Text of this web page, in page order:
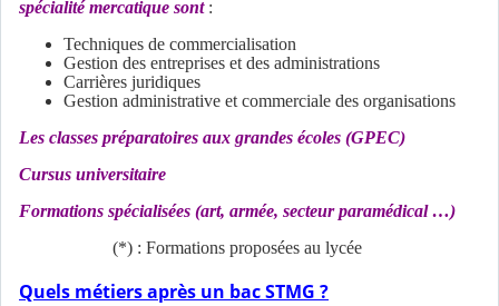
spécialité mercatique sont:
Techniques de commercialisation
Gestion des entreprises et des administrations
Carrières juridiques
Gestion administrative et commerciale des organisations
Les classes préparatoires aux grandes écoles (GPEC)
Cursus universitaire
Formations spécialisées (art, armée, secteur paramédical …)
(*) : Formations proposées au lycée
Quels métiers après un bac STMG ?